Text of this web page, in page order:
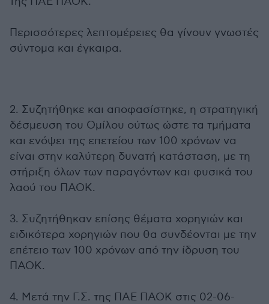
Περισσότερες λεπτομέρειες θα γίνουν γνωστές
σύντομα και έγκαιρα.
2. Συζητήθηκε και αποφασίστηκε, η στρατηγική
δέσμευση του Ομίλου ούτως ώστε τα τμήματα
και ενόψει της επετείου των 100 χρόνων να
είναι στην καλύτερη δυνατή κατάσταση, με τη
στήριξη όλων των παραγόντων και φυσικά του
λαού του ΠΑΟΚ.
3. Συζητήθηκαν επίσης θέματα χορηγιών και
ειδικότερα χορηγιών που θα συνδέονται με την
επέτειο των 100 χρόνων από την ίδρυση του
ΠΑΟΚ.
4. Μετά την Γ.Σ. της ΠΑΕ ΠΑΟΚ στις 02-06-